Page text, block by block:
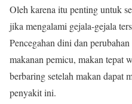
Oleh karena itu penting untuk
jika mengalami gejala-gejala
Pencegahan dini dan
makanan pemicu, makan tepat
berbaring setelah makan dapat
penyakit ini.